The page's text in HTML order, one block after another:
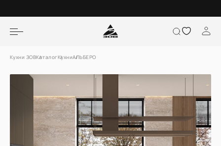
Кухни ЗОВКаталогКухниАЛЬБЕРО